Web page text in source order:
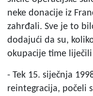
neke donacije iz
zahrđali. Sve je to
dodajući da su,
okupacije time
- Tek 15. siječnja
reintegracija, počeli